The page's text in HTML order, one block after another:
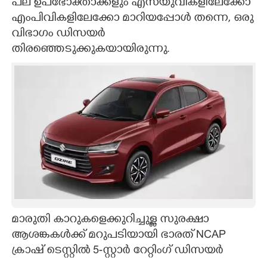
പല ഉപഭോക്താക്കളും എസ്‌‌യുവികളിലേക്കോ
എംപിവികളിലേക്കോ മാറിയപ്പോൾ തന്നെ, ഒരു
വിഭാഗം ഡിസയർ
തിരഞ്ഞെടുക്കുകയായിരുന്നു.
മാരുതി കാറുകളെക്കുറിച്ചുള്ള സുരക്ഷാ
ആശങ്കകൾക്ക് മറുപടിയായി ഭാരത് NCAP
ക്രാഷ് ടെസ്റ്റിൽ 5-സ്റ്റാർ റേറ്റിംഗ് ഡിസയർ